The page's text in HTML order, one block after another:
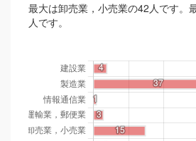
最大は卸売業，小売業の42人です。
人です。